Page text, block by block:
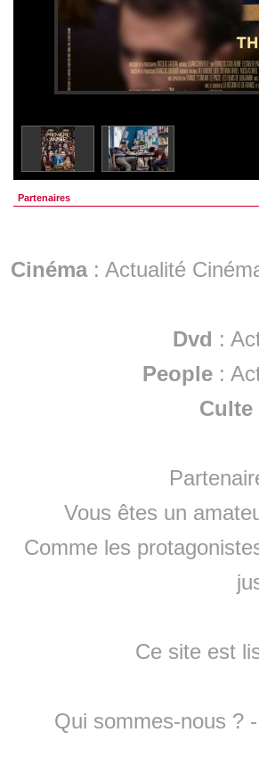
Partenaires
Cinéma: Actualité
Dvd :
People :
Culte
Vous êtes un
Comme les
Ce site est
Qui sommes-nous ? -